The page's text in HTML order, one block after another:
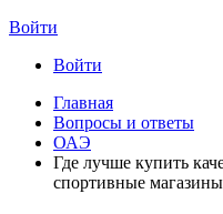
Войти
Войти
Главная
Вопросы и ответы
ОАЭ
Где лучше купить
спортивные